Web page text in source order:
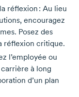
réflexion : Au lieu
encouragez
Posez des
réflexion critique.
l’employée ou
à long
d’un plan